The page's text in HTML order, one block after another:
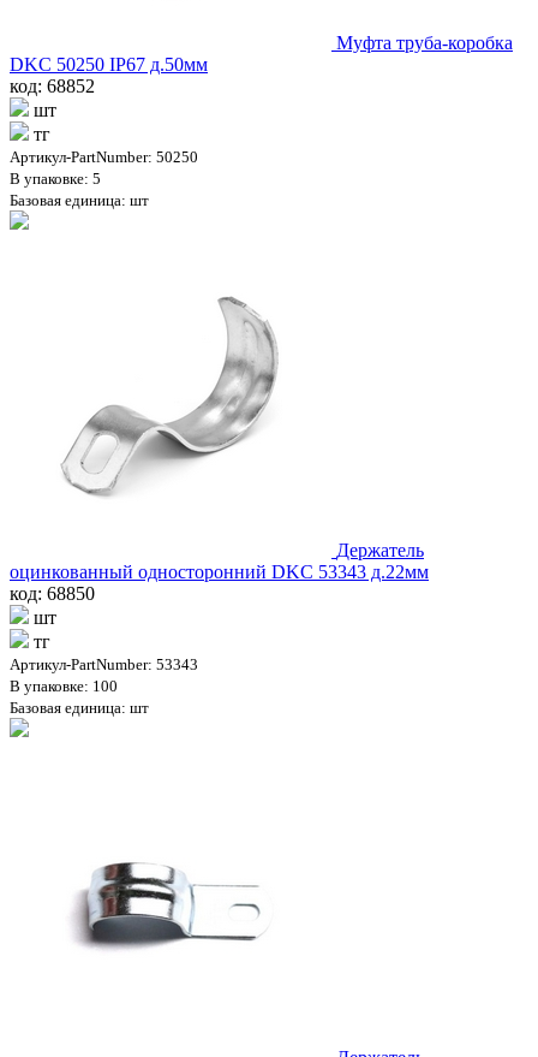
Муфта труба-коробка
DKC 50250 IP67 д.50мм
код: 68852
шт
тг
Артикул-PartNumber: 50250
В упаковке: 5
Базовая единица: шт
Держатель
оцинкованный односторонний DKC 53343 д.22мм
код: 68850
шт
тг
Артикул-PartNumber: 53343
В упаковке: 100
Базовая единица: шт